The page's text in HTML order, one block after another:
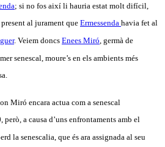
; si no fos així li hauria estat molt difícil,
al jurament que Ermessenda havia fet al
. Veiem doncs Enees Miró , germà de
senescal, moure’s en els ambients més
Miró encara actua com a senescal
però, a causa d’uns enfrontaments amb el
la senescalia, que és ara assignada al seu